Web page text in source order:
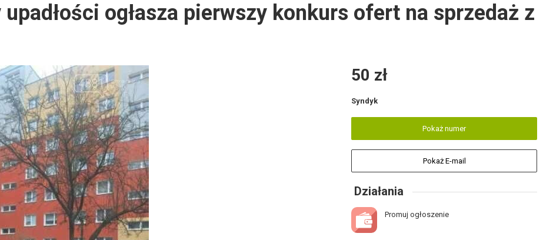
ogłasza pierwszy konkurs ofert na sprzedaż z
50 zł
Syndyk
Pokaż numer
Pokaż E-mail
Działania
Promuj ogłoszenie